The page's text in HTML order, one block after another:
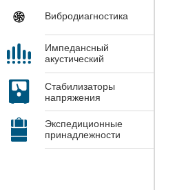
Вибродиагностика
Импедансный
акустический
Стабилизаторы
напряжения
Экспедиционные
принадлежности